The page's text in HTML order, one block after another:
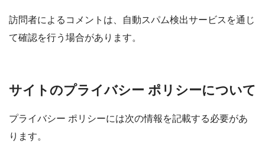
訪問者によるコメントは、自動スパム検出サービスを通じ
て確認を行う場合があります。
サイトのプライバシー ポリシーについて
プライバシー ポリシーには次の情報を記載する必要があ
ります。